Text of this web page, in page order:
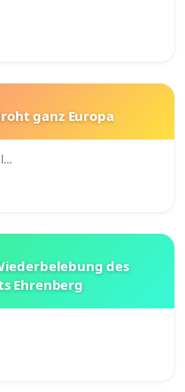
ganz Europa
des
Ehrenberg